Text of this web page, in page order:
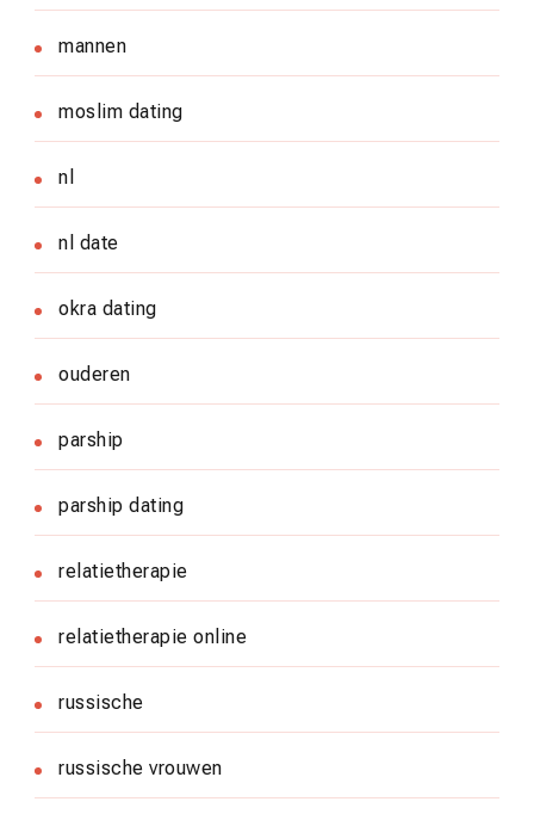
mannen
moslim dating
nl
nl date
okra dating
ouderen
parship
parship dating
relatietherapie
relatietherapie online
russische
russische vrouwen